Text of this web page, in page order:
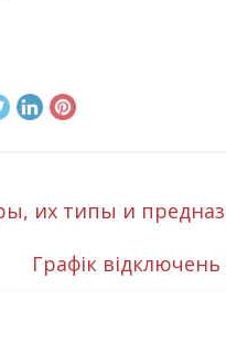
их типы и
Графік